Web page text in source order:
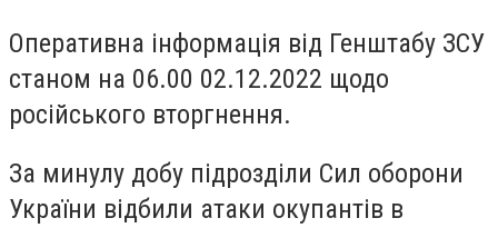
Оперативна інформація від Генштабу ЗСУ
станом на 06.00 02.12.2022 щодо
російського вторгнення.
За минулу добу підрозділи Сил оборони
України відбили атаки окупантів в